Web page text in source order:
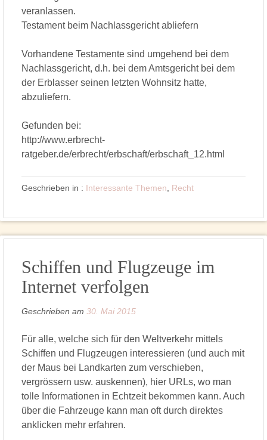
veranlassen.
Testament beim Nachlassgericht abliefern
Vorhandene Testamente sind umgehend bei dem
Nachlassgericht, d.h. bei dem Amtsgericht bei dem
der Erblasser seinen letzten Wohnsitz hatte,
abzuliefern.
Gefunden bei:
http://www.erbrecht-
ratgeber.de/erbrecht/erbschaft/erbschaft_12.html
Geschrieben in : Interessante Themen Recht
Schiffen und Flugzeuge im
Internet verfolgen
Geschrieben am 30. Mai 2015
Für alle, welche sich für den Weltverkehr mittels
Schiffen und Flugzeugen interessieren (und auch mit
der Maus bei Landkarten zum verschieben,
vergrössern usw. auskennen), hier URLs, wo man
tolle Informationen in Echtzeit bekommen kann. Auch
über die Fahrzeuge kann man oft durch direktes
anklicken mehr erfahren.